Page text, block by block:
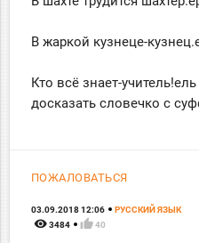
В жаркой кузнеце-
Кто всё знает-
досказать словечко с
ПОЖАЛОВАТЬСЯ
03.09.2018 12:06 РУССКИЙ ЯЗЫК
remove_red_eye 3484 thumb_up 40